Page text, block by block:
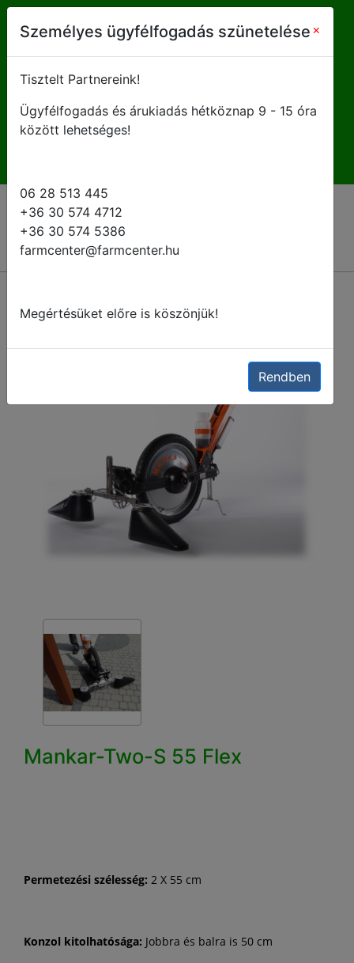
farmcenter@farmcenter.hu
H-P 8 - 16:30
Mankar-Two-S 55 Flex
Permetezési szélesség: 2 X 55 cm
Konzol kitolhatósága: Jobbra és balra is 50 cm
Személyes ügyfélfogadás szünetelése ×
Tisztelt Partnereink!
Ügyfélfogadás és árukiadás hétköznap 9 - 15 óra
között lehetséges!
06 28 513 445
+36 30 574 4712
+36 30 574 5386
farmcenter@farmcenter.hu
Megértésüket előre is köszönjük!
Rendben